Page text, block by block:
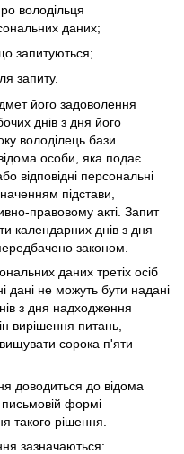
володільця
даних;
запитуються;
запиту.
його задоволення
днів з дня його
володілець бази
особи, яка подає
відповідні персональні
підстави,
правовому акті. Запит
календарних днів з дня
законом.
даних третіх осіб
дані не можуть бути надані
з дня надходження
вирішення питань,
сорока п'яти
доводиться до відома
формі
такого рішення.
зазначаються: